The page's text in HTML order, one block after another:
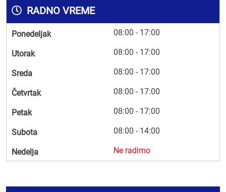
RADNO VREME
Ponedeljak 08:00 - 17:00
Utorak 08:00 - 17:00
Sreda 08:00 - 17:00
Četvrtak 08:00 - 17:00
Petak 08:00 - 17:00
Subota 08:00 - 14:00
Nedelja Ne radimo